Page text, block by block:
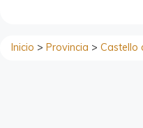
Inicio > Provincia > Castello